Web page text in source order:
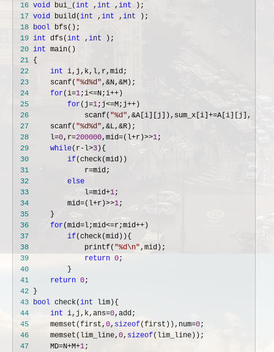
16 void bui_(int , int , int
17 void build(int , int , int
18 bool
19 int dfs(int , int
20 int
21
22
int
23
     scanf(
"%d%d",&N,&
24
for(i=1;i<=N;i++
25
for(j=1;j<=M;j++
26
             scanf(
"%d"
27
     scanf(
"%d%d",&L,&
28
     l=
0,r=200000,mid=(l+r)>>1
29
while(r-l>3
30
if
31
             r=
32
else
33
             l=mid+
1
34
         mid=(l+r)>>
1
35
36
for(mid=l;mid<=r;mid++
37
if
38
             printf(
"%d\n"
39
return 0
40
41
return 0
42
43 bool check(int
44
int i,j,k,ans=0
45
     memset(first,
0, sizeof(first)),num=0
46
     memset(lim_line,
0, sizeof
47
     MD=N+M+
1